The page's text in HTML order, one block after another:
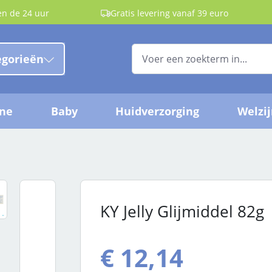
de 24 uur Gratis levering vanaf 39 euro
Baby Huidverzorging
KY Jelly Glijmiddel 82g
€ 12,14